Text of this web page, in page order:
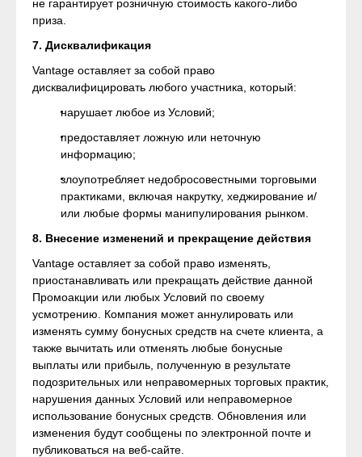
не гарантирует розничную стоимость какого-либо
приза.
7. Дисквалификация
Vantage оставляет за собой право
дисквалифицировать любого участника, который:
нарушает любое из Условий;
предоставляет ложную или неточную
информацию;
злоупотребляет недобросовестными торговыми
практиками, включая накрутку, хеджирование и/
или любые формы манипулирования рынком.
8. Внесение изменений и прекращение действия
Vantage оставляет за собой право изменять,
приостанавливать или прекращать действие данной
Промоакции или любых Условий по своему
усмотрению. Компания может аннулировать или
изменять сумму бонусных средств на счете клиента, а
также вычитать или отменять любые бонусные
выплаты или прибыль, полученную в результате
подозрительных или неправомерных торговых практик,
нарушения данных Условий или неправомерное
использование бонусных средств. Обновления или
изменения будут сообщены по электронной почте и
публиковаться на веб-сайте.